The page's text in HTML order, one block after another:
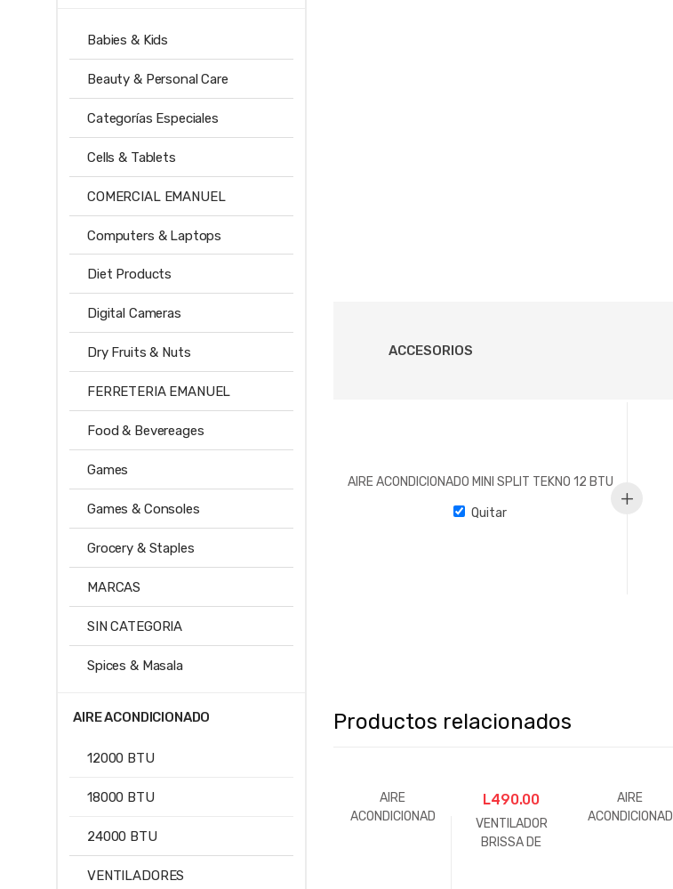
ACCESORIOS
AIRE ACONDICIONADO MINI SPLIT TEKNO 12 BTU
Quitar
Productos relacionados
AIRE
ACONDICIONAD
L490.00
VENTILADOR
BRISSA DE
AIRE
ACONDICIONAD
Babies & Kids
Beauty & Personal Care
Categorías Especiales
Cells & Tablets
COMERCIAL EMANUEL
Computers & Laptops
Diet Products
Digital Cameras
Dry Fruits & Nuts
FERRETERIA EMANUEL
Food & Bevereages
Games
Games & Consoles
Grocery & Staples
MARCAS
SIN CATEGORIA
Spices & Masala
AIRE ACONDICIONADO
12000 BTU
18000 BTU
24000 BTU
VENTILADORES